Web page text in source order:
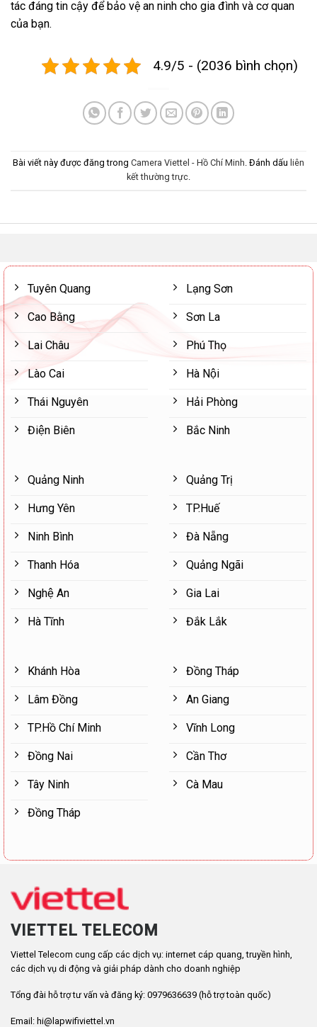
tác đáng tin cậy để bảo vệ an ninh cho gia đình và cơ quan
của bạn.
4.9/5 - (2036 bình chọn)
Bài viết này được đăng trong Camera Viettel - Hồ Chí Minh. Đánh dấu liên
kết thường trực.
Tuyên Quang
Cao Bằng
Lai Châu
Lào Cai
Thái Nguyên
Điện Biên
Lạng Sơn
Sơn La
Phú Thọ
Hà Nội
Hải Phòng
Bắc Ninh
Quảng Ninh
Hưng Yên
Ninh Bình
Thanh Hóa
Nghệ An
Hà Tĩnh
Quảng Trị
TP.Huế
Đà Nẵng
Quảng Ngãi
Gia Lai
Đắk Lắk
Khánh Hòa
Lâm Đồng
TP.Hồ Chí Minh
Đồng Nai
Tây Ninh
Đồng Tháp
Đồng Tháp
An Giang
Vĩnh Long
Cần Thơ
Cà Mau
VIETTEL TELECOM
Viettel Telecom cung cấp các dịch vụ: internet cáp quang, truyền hình,
các dịch vụ di động và giải pháp dành cho doanh nghiệp
Tổng đài hỗ trợ tư vấn và đăng ký: 0979636639 (hỗ trợ toàn quốc)
Email: hi@lapwifiviettel.vn